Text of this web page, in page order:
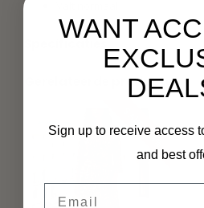
Gerelateerde producten
SALE -24%
WANT
Sign up to receive access
and best